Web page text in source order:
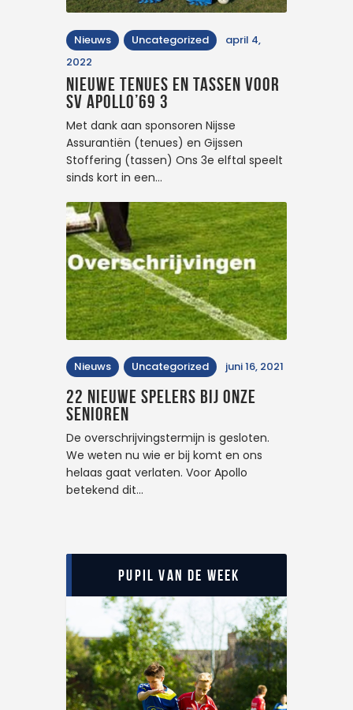
Nieuws Uncategorized
april 4,
2022
Nieuwe tenues en tassen voor
SV Apollo’69 3
Met dank aan sponsoren Nijsse
Assurantiën (tenues) en Gijssen
Stoffering (tassen) Ons 3e elftal speelt
sinds kort in een…
Nieuws Uncategorized juni 16, 2021
22 nieuwe spelers bij onze
senioren
De overschrijvingstermijn is gesloten.
We weten nu wie er bij komt en ons
helaas gaat verlaten. Voor Apollo
betekend dit…
Pupil van de Week